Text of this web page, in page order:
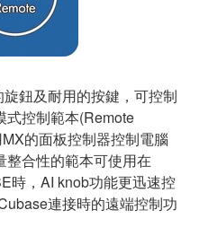
鈕及耐用的按鍵，可控制
式控制範本(Remote
的面板控制器控制電腦
整合性的範本可使用在
時，AI knob功能更迅速控
連接時的遠端控制功